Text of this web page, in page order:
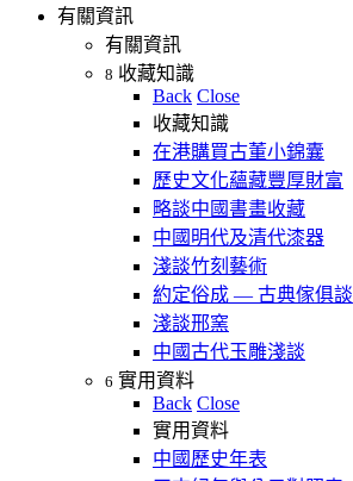
有關資訊
有關資訊
8 收藏知識
Back Close
收藏知識
在港購買古董小錦囊
歷史文化蘊藏豐厚財富
略談中國書畫收藏
中國明代及清代漆器
淺談竹刻藝術
約定俗成 — 古典傢俱談
淺談邢窯
中國古代玉雕淺談
6 實用資料
Back Close
實用資料
中國歷史年表